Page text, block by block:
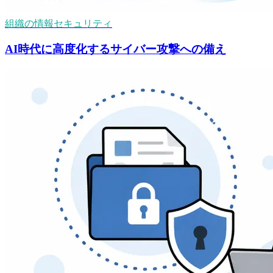
組織の情報セキュリティ
AI時代に高度化するサイバー攻撃への備え